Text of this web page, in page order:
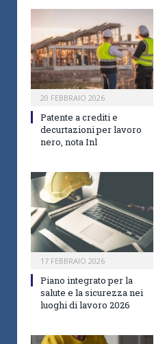
20 FEBBRAIO 2026
Patente a crediti e
decurtazioni per lavoro
nero, nota Inl
17 FEBBRAIO 2026
Piano integrato per la
salute e la sicurezza nei
luoghi di lavoro 2026